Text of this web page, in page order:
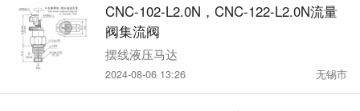
CNC-102-L2.0N，CNC-122-L2.0N流量
阀集流阀
摆线液压马达
2024-08-06 13:26 无锡市